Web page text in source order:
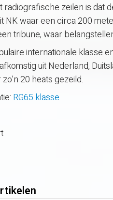
radiografische zeilen is dat
NK waar een circa 200
tribune, waar
internationale klasse
uit Nederland,
20 heats gezeild.
RG65 klasse.